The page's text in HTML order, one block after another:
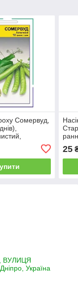
Сомервуд,
25
ВУЛИЦЯ
Україна